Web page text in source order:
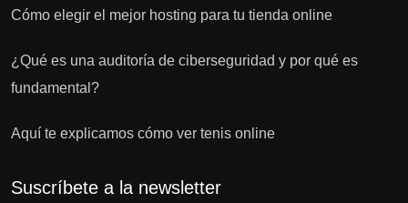
Cómo elegir el mejor hosting para tu tienda online
¿Qué es una auditoría de ciberseguridad y por qué es
fundamental?
Aquí te explicamos cómo ver tenis online
Suscríbete a la newsletter